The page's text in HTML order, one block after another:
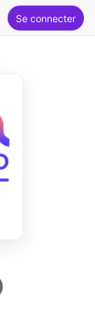
Se connecter